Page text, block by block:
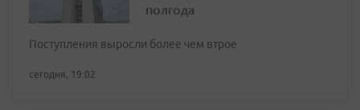
полгода
Поступления выросли более чем втрое
сегодня, 19:02